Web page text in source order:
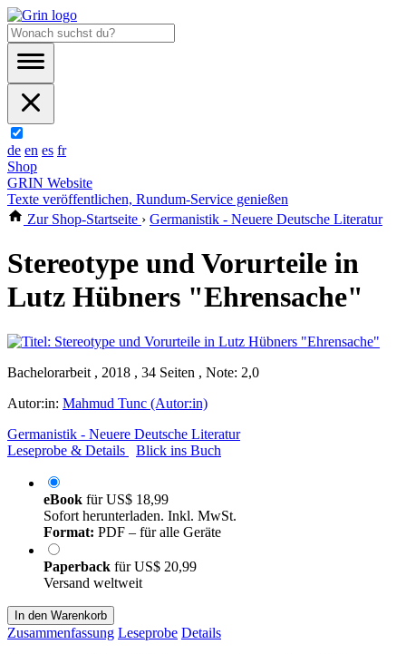
de en es fr
Shop
GRIN Website
Texte veröffentlichen, Rundum-Service genießen
Zur Shop-Startseite › Germanistik - Neuere Deutsche Literatur
Stereotype und Vorurteile in
Lutz Hübners "Ehrensache"
Bachelorarbeit , 2018 , 34 Seiten , Note: 2,0
Autor:in: Mahmud Tunc (Autor:in)
Germanistik - Neuere Deutsche Literatur
Leseprobe & Details
Blick ins Buch
eBook fürUS$ 18,99
Sofort herunterladen. Inkl. MwSt.
Format: PDF – für alle Geräte
Paperback fürUS$ 20,99
Versand weltweit
In den Warenkorb
Zusammenfassung Leseprobe Details